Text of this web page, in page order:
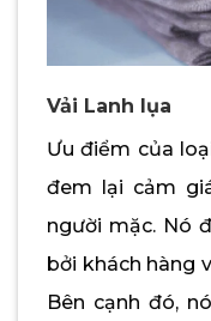
Vải Lanh lụa
Ưu điểm của
đem lại cảm
người mặc. Nó
bởi khách hàng
Bên cạnh đó,